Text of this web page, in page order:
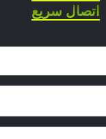
اتصال سريع